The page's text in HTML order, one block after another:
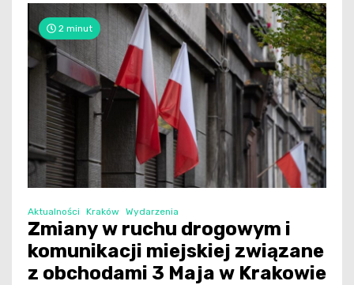
2 minut
Aktualności Kraków Wydarzenia
Zmiany w ruchu drogowym i
komunikacji miejskiej związane
z obchodami 3 Maja w Krakowie